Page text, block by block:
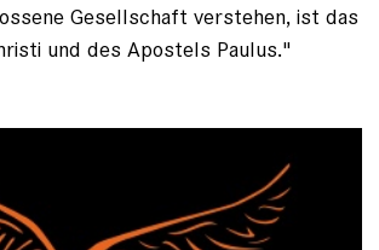
Gesellschaft ver­stehen, ist das
und des Apostels Paulus."